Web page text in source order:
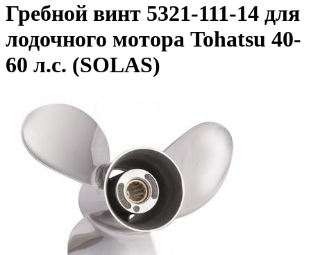
Гребной винт 5321-111-14 для
лодочного мотора Tohatsu 40-
60 л.с. (SOLAS)